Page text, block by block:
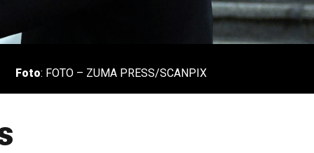
Foto: FOTO – ZUMA PRESS/SCANPIX